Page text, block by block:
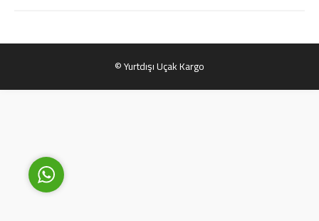
© Yurtdışı Uçak Kargo